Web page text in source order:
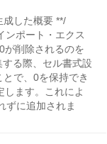
成した概要 **/
ンポート・エクス
が削除されるのを
る際、セル書式設
で、0を保持でき
します。これによ
ずに追加されま